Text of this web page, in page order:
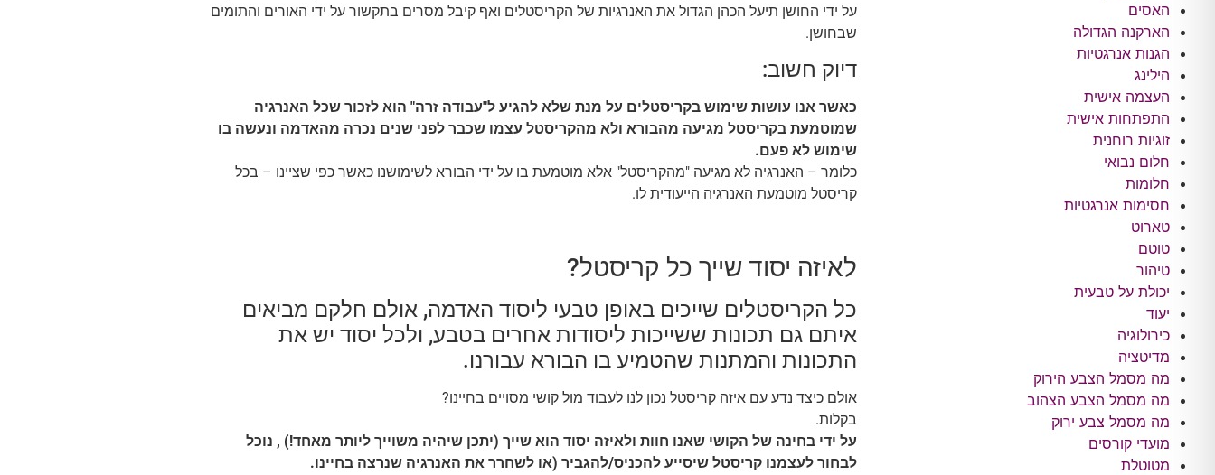
האסים
הארקנה הגדולה
הגנות אנרגטיות
הילינג
העצמה אישית
התפתחות אישית
זוגיות רוחנית
חלום נבואי
חלומות
חסימות אנרגטיות
טארוט
טוטם
טיהור
יכולת על טבעית
יעוד
כירולוגיה
מדיטציה
מה מסמל הצבע הירוק
מה מסמל הצבע הצהוב
מה מסמל צבע ירוק
מועדי קורסים
מטוטלת
על ידי החושן תיעל הכהן הגדול את האנרגיות של הקריסטלים ואף קיבל מסרים בתקשור על ידי האורים והתומים
שבחושן.
דיוק חשוב:
כאשר אנו עושות שימוש בקריסטלים על מנת שלא להגיע ל"עבודה זרה" הוא לזכור שכל האנרגיה
שמוטמעת בקריסטל מגיעה מהבורא ולא מהקריסטל עצמו שכבר לפני שנים נכרה מהאדמה ונעשה בו
שימוש לא פעם.
כלומר – האנרגיה לא מגיעה "מהקריסטל" אלא מוטמעת בו על ידי הבורא לשימושנו כאשר כפי שציינו – בכל
קריסטל מוטמעת האנרגיה הייעודית לו.
לאיזה יסוד שייך כל קריסטל?
כל הקריסטלים שייכים באופן טבעי ליסוד האדמה, אולם חלקם מביאים
איתם גם תכונות ששייכות ליסודות אחרים בטבע, ולכל יסוד יש את
התכונות והמתנות שהטמיע בו הבורא עבורנו.
אולם כיצד נדע עם איזה קריסטל נכון לנו לעבוד מול קושי מסויים בחיינו?
בקלות.
על ידי בחינה של הקושי שאנו חוות ולאיזה יסוד הוא שייך (יתכן שיהיה משוייך ליותר מאחד!) , נוכל
לבחור לעצמנו קריסטל שיסייע להכניס/להגביר (או לשחרר את האנרגיה שנרצה בחיינו.